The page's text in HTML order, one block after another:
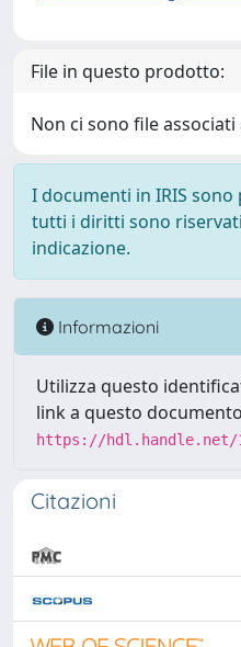
File in questo prodotto:
Non ci sono file
I documenti in IRIS
tutti i diritti sono
indicazione.
Informazioni
Utilizza questo
link a questo
https://hdl.handle.net/
Citazioni